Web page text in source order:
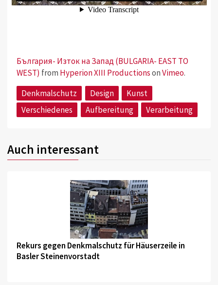
България- Изток на Запад (BULGARIA- EAST TO
WEST) from Hyperion XIII ProductionsonVimeo.
Denkmalschutz
Design
Kunst
Verschiedenes
Aufbereitung Verarbeitung
Auch interessant
©
Rekurs gegen Denkmalschutz für Häuserzeile in
Basler Steinenvorstadt